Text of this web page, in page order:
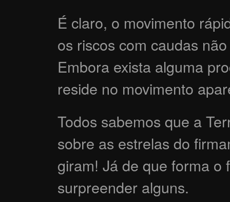
É claro, o movimento
os riscos com caudas
Embora exista alguma
reside no movimento
Todos sabemos que a
sobre as estrelas do
giram! Já de que forma o
surpreender alguns.